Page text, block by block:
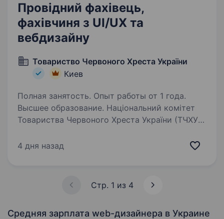
Провідний фахівець,
фахівчиня з UI/UX та
вебдизайну
Товариство Червоного Хреста України
Киев
Полная занятость. Опыт работы от 1 года.
Высшее образование. Національний комітет
Товариства Червоного Хреста України (ТЧХУ)
фахівця/чині з UI/UX та вебдизайну
4 дня назад
Стр. 1 из 4
Средняя зарплата web-дизайнера в Украине